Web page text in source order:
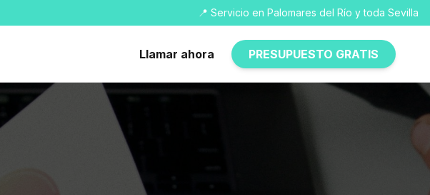
📍 Servicio en Palomares del Río y toda Sevilla
Llamar ahora PRESUPUESTO GRATIS